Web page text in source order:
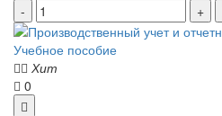
Хит
0